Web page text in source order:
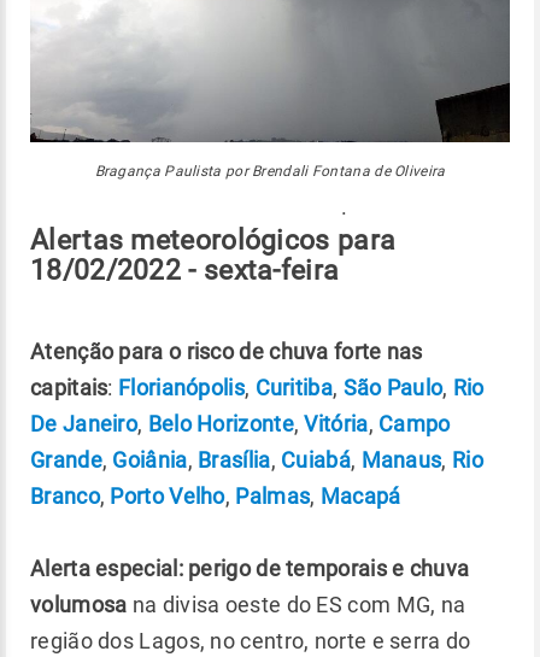
Bragança Paulista por Brendali Fontana de Oliveira
.
Alertas meteorológicos para
18/02/2022 - sexta-feira
Atenção para o risco de chuva forte nas
capitais: Florianópolis, Curitiba, São Paulo, Rio
De Janeiro, Belo Horizonte,Vitória, Campo
Grande, Goiânia, Brasília, Cuiabá, Manaus, Rio
Branco, Porto Velho, Palmas, Macapá
Alerta especial: perigo de temporais e chuva
volumosa na divisa oeste do ES com MG, na
região dos Lagos, no centro, norte e serra do